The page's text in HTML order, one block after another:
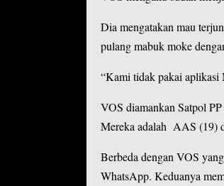
Dia mengatakan mau
pulang mabuk moke
“Kami tidak pakai aplikasi
VOS diamankan Satpol
Mereka adalah AAS (19)
Berbeda dengan VOS
WhatsApp. Keduanya